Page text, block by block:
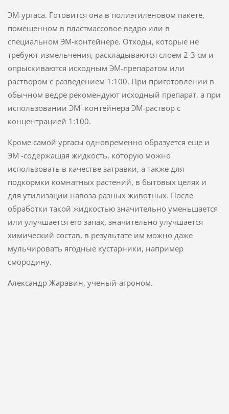
ЭМ-ургаса. Готовится она в полиэтиленовом пакете,
помещенном в пластмассовое ведро или в
специальном ЭМ-контейнере. Отходы, которые не
требуют измельчения, раскладываются слоем 2-3 см и
опрыскиваются исходным ЭМ-препаратом или
раствором с разведением 1:100. При приготовлении в
обычном ведре рекомендуют исходный препарат, а при
использовании ЭМ -контейнера ЭМ-раствор с
концентрацией 1:100.
Кроме самой ургасы одновременно образуется еще и
ЭМ -содержащая жидкость, которую можно
использовать в качестве затравки, а также для
подкормки комнатных растений, в бытовых целях и
для утилизации навоза разных животных. После
обработки такой жидкостью значительно уменьшается
или улучшается его запах, значительно улучшается
химический состав, в результате им можно даже
мульчировать ягодные кустарники, например
смородину.
Александр Жаравин, ученый-агроном.